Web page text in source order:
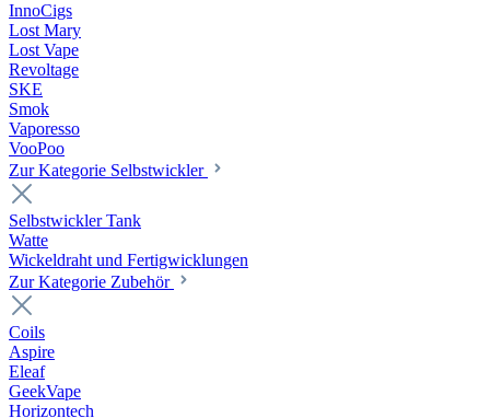
InnoCigs
Lost Mary
Lost Vape
Revoltage
SKE
Smok
Vaporesso
VooPoo
Zur Kategorie Selbstwickler
Selbstwickler Tank
Watte
Wickeldraht und Fertigwicklungen
Zur Kategorie Zubehör
Coils
Aspire
Eleaf
GeekVape
Horizontech